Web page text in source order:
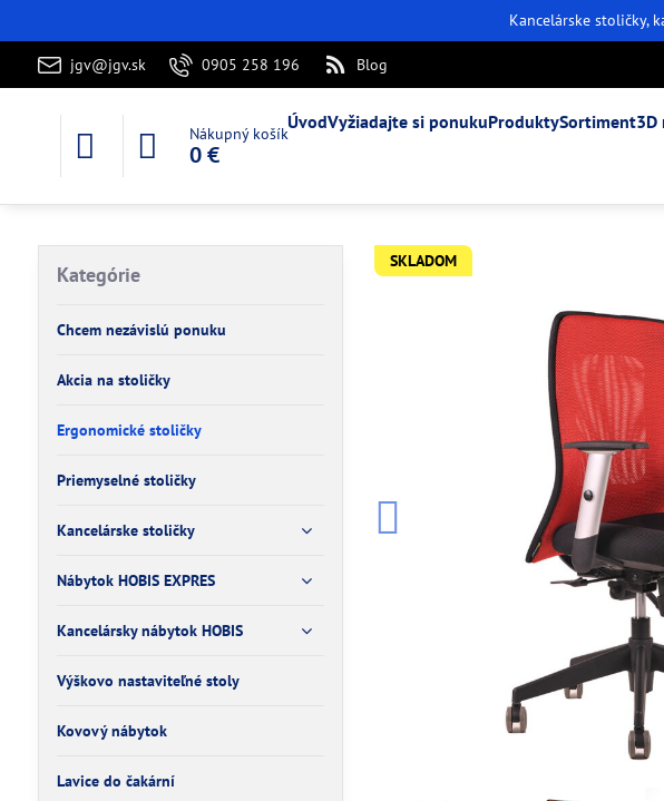
Kancelárske stoličky,
jgv@jgv.sk 0905 258 196 Blog
Nákupný košík
0 €
ÚvodVyžiadajte si ponukuProduktySortiment3D
SKLADOM
Kategórie
Chcem nezávislú ponuku
Akcia na stoličky
Ergonomické stoličky
Priemyselné stoličky
Kancelárske stoličky
Nábytok HOBIS EXPRES
Kancelársky nábytok HOBIS
Výškovo nastaviteľné stoly
Kovový nábytok
Lavice do čakární